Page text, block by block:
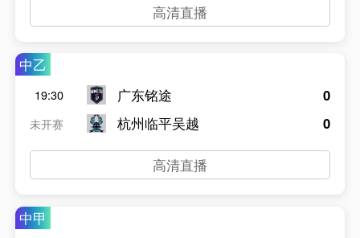
高清直播
中乙
19:30
未开赛
广东铭途
杭州临平吴越
0
0
高清直播
中甲